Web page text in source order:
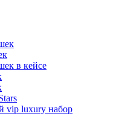
в кейсе
vip luxury набор